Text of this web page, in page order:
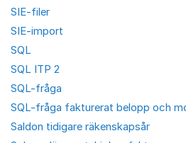
SIE-filer
SIE-import
SQL
SQL ITP 2
SQL-fråga
SQL-fråga fakturerat belopp och
Saldon tidigare räkenskapsår